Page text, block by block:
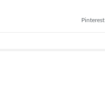
Pinterest